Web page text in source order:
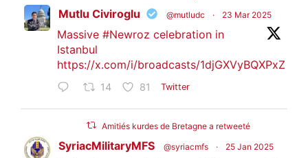
Mutlu Civiroglu @mutludc · 23 Mar 2025
Massive #Newroz celebration in
Istanbul
https://x.com/i/broadcasts/1djGXVyBQXPxZ
14 81 Twitter
Amitiés kurdes de Bretagne a retweeté
SyriacMilitaryMFS @syriacmfs · 25 Jan 2025